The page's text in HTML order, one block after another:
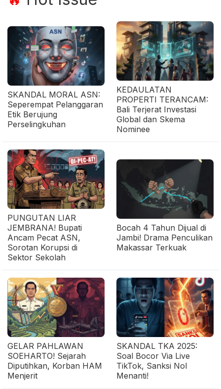
SKANDAL MORAL ASN:
Seperempat Pelanggaran
Etik Berujung
Perselingkuhan
KEDAULATAN
PROPERTI TERANCAM:
Bali Terjerat Investasi
Global dan Skema
Nominee
PUNGUTAN LIAR
JEMBRANA! Bupati
Ancam Pecat ASN,
Sorotan Korupsi di
Sektor Sekolah
Bocah 4 Tahun Dijual di
Jambi! Drama Penculikan
Makassar Terkuak
GELAR PAHLAWAN
SOEHARTO! Sejarah
Diputihkan, Korban HAM
Menjerit
SKANDAL TKA 2025:
Soal Bocor Via Live
TikTok, Sanksi Nol
Menanti!